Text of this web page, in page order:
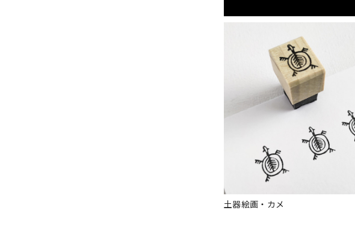
土器絵画・カメ